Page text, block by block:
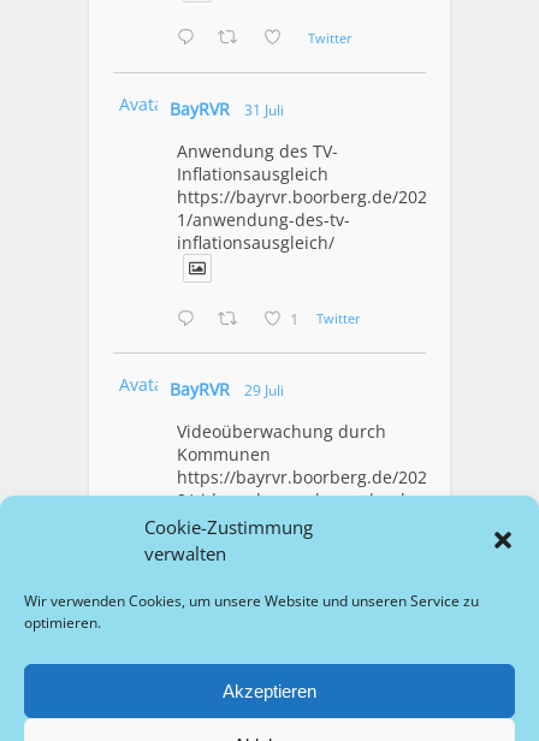
Cookie-Zustimmung
verwalten
Wir verwenden Cookies, um unsere Website und unseren Service zu
optimieren.
Akzeptieren
Twitter
Avatar BayRVR 31 Juli
Anwendung des TV-
Inflationsausgleich
https://bayrvr.boorberg.de/2026/07/3
1/anwendung-des-tv-
inflationsausgleich/
1 Twitter
Avatar BayRVR 29 Juli
Videoüberwachung durch
Kommunen
https://bayrvr.boorberg.de/2026/07/2
9/videoueberwachung-durch-
kommunen/
1 Twitter